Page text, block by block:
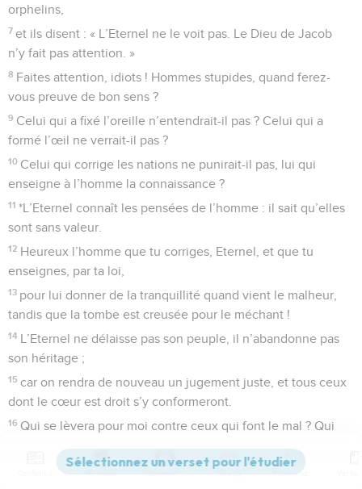
orphelins,
7 et ils disent : « L’Eternel ne le voit pas. Le Dieu de Jacob
n’y fait pas attention. »
8 Faites attention, idiots ! Hommes stupides, quand ferez-
vous preuve de bon sens ?
9 Celui qui a fixé l’oreille n’entendrait-il pas ? Celui qui a
formé l’œil ne verrait-il pas ?
10 Celui qui corrige les nations ne punirait-il pas, lui qui
enseigne à l’homme la connaissance ?
11 *L’Eternel connaît les pensées de l’homme : il sait qu’elles
sont sans valeur.
12 Heureux l’homme que tu corriges, Eternel, et que tu
enseignes, par ta loi,
13 pour lui donner de la tranquillité quand vient le malheur,
tandis que la tombe est creusée pour le méchant !
14 L’Eternel ne délaisse pas son peuple, il n’abandonne pas
son héritage ;
15 car on rendra de nouveau un jugement juste, et tous ceux
dont le cœur est droit s’y conformeront.
16 Qui se lèvera pour moi contre ceux qui font le mal ? Qui
Si l’Eternel n’était pas mon secours, j’habiterais bien vite
Versions Commentaires Strong